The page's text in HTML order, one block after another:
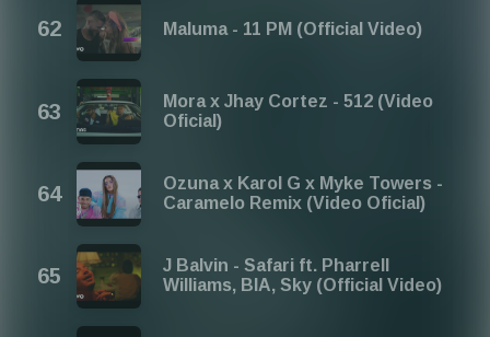
Maluma - 11 PM (Official Video)
Mora x Jhay Cortez - 512 (Video
Oficial)
Ozuna x Karol G x Myke Towers -
Caramelo Remix (Video Oficial)
J Balvin - Safari ft. Pharrell
Williams, BIA, Sky (Official Video)